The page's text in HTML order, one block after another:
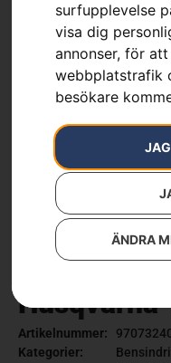
surfupplevelse
visa dig
annonser, för
webbplatstrafik
besökare
ÄNDRA
Husqvarna
Artikelnummer:
Kategorier: